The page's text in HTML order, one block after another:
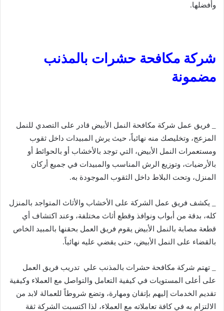
وأفضلها.
شركة مكافحة حشرات بالمذنب
مضمونة
_ فريق عمل شركة مكافحة النمل الأبيض قادر على التصدي للنمل
المزعج، وتخليصك منه نهائياً، حيث يرش المبيدات داخل ثقوب
ومستعمرات النمل الأبيض، التي توجد بالأخشاب أو بالحوائط أو
بالأرضيات، وتوزيع الرش المناسب والمبيدات في جميع أركان
المنزل، وتحت البلاط داخل الثقوب الموجودة به.
_ يكشف فريق عمل الشركة على الأخشاب والأثاث المتواجد بالمنزل
كله، بدقة من أبواب ونوافذ وقطع أثاث مختلفة، وعند اكتشاف أي
قطعة مصابة بالنمل الأبيض يقوم فريق العمل بحقنها بالمبيد الخاص
بالقضاء على النمل الأبيض، حتى يقضي عليه نهائياً.
_ تهتم شركة مكافحة حشرات بالمذنب علي تدريب فريق العمل
على أعلى المستويات في كيفية التعامل والتواصل مع العملاء وكيفية
تقديم الخدمات إليهم بإتقان ومهارة، وتضع شروطاً للعمالة لابد من
الالتزام به في كافة تعاملاته مع العملاء، لذا اكتسبت الشركة ثقة